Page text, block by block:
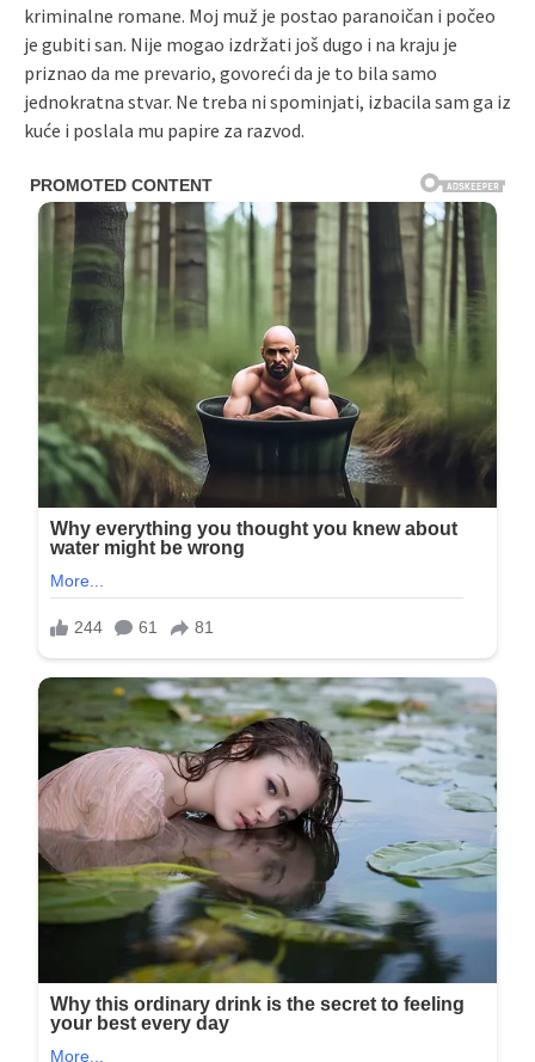
kriminalne romane. Moj muž je postao paranoičan i počeo
je gubiti san. Nije mogao izdržati još dugo i na kraju je
priznao da me prevario, govoreći da je to bila samo
jednokratna stvar. Ne treba ni spominjati, izbacila sam ga iz
kuće i poslala mu papire za razvod.